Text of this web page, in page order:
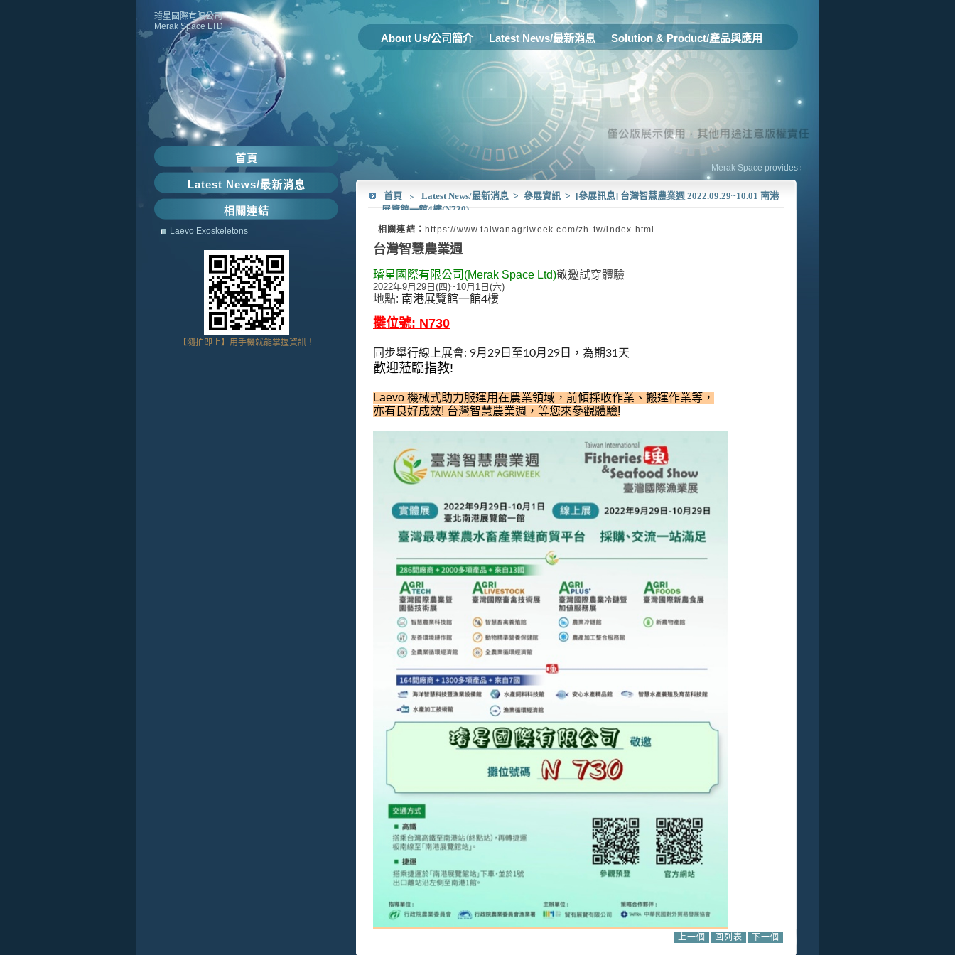
璿星國際有限公司
Merak Space LTD
About Us/公司簡介 Latest News/最新消息 Solution & Product/產品與應用
Merak Space provides solution to improve safety, ease body
首頁 ﹥ Latest News/最新消息 > 參展資訊 > [參展訊息] 台灣智慧農業週 2022.09.29~10.01 南港
展覽館一館4樓(N730)
相關連結： https://www.taiwanagriweek.com/zh-tw/index.html
台灣智慧農業週
璿星國際有限公司(Merak Space Ltd)敬邀試穿體驗
2022年9月29日(四)~10月1日(六)
地點: 南港展覽館一館4樓
攤位號: N730
同步舉行線上展會: 9月29日至10月29日，為期31天
歡迎蒞臨指教!
Laevo 機械式助力服運用在農業領域，前傾採收作業、搬運作業等，
亦有良好成效! 台灣智慧農業週，等您來參觀體驗!
上一個 回列表 下一個
首頁
Latest News/最新消息
相關連結
Laevo Exoskeletons
【隨拍即上】用手機就能掌握資訊！